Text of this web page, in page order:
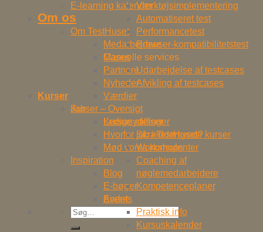
E-learning kalender
Om os
Om TestHuset
Medarbejdere
Cases
Partnere
Nyheder
Værdier
Job
Ledige stillinger
Hvorfor job i TestHuset?
Mød vores konsulenter
Inspiration
Blog
E-bøger
Events
Søg
efter:
Værktøjsimplementering
Automatiseret test
Performancetest
Browser-kompatibilitetstest
Manuelle services
Udarbejdelse af testcases
Afvikling af testcases
Kurser
Kurser – Oversigt
Kursusydelser
Skræddersyede kurser
Workshops
Coaching af
nøglemedarbejdere
Kompetenceplaner
Andet
Praktisk info
Kursuskalender